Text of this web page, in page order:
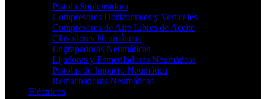
Pistola Sopleteadora
Compresores Horizontales y Verticales
Compresores de Aire Libres de Aceite
Clavadoras Neumáticas
Engrapadoras Neumáticas
Lijadoras y Esmeriladoras Neumáticas
Pistolas de Impacto Neumática
Remachadoras Neumáticas
Eléctricos